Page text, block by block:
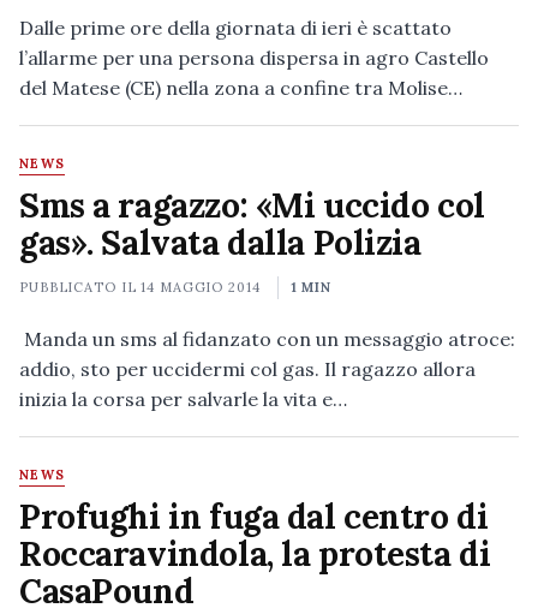
Dalle prime ore della giornata di ieri è scattato
l’allarme per una persona dispersa in agro Castello
del Matese (CE) nella zona a confine tra Molise…
NEWS
Sms a ragazzo: «Mi uccido col
gas». Salvata dalla Polizia
PUBBLICATO IL14 MAGGIO 2014 1 MIN
Manda un sms al fidanzato con un messaggio atroce:
addio, sto per uccidermi col gas. Il ragazzo allora
inizia la corsa per salvarle la vita e…
NEWS
Profughi in fuga dal centro di
Roccaravindola, la protesta di
CasaPound